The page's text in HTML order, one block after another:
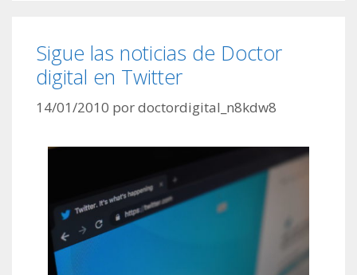
Sigue las noticias de Doctor
digital en Twitter
14/01/2010 pordoctordigital_n8kdw8